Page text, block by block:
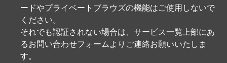
ードやプライベートブラウズの機能はご使用しないで
ください。
それでも認証されない場合は、サービス一覧上部にあ
るお問い合わせフォームよりご連絡お願いいたしま
す。